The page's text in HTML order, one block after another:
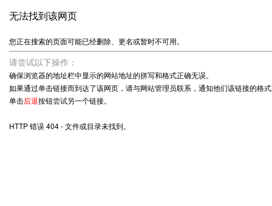
无法找到该网页
您正在搜索的页面可能已经删除、更名或暂时不可用。
请尝试以下操作：
确保浏览器的地址栏中显示的网站地址的拼写和格式正确无误。
如果通过单击链接而到达了该网页，请与网站管理员联系，通知他们该链接的格
单击后退按钮尝试另一个链接。
HTTP 错误 404 - 文件或目录未找到。